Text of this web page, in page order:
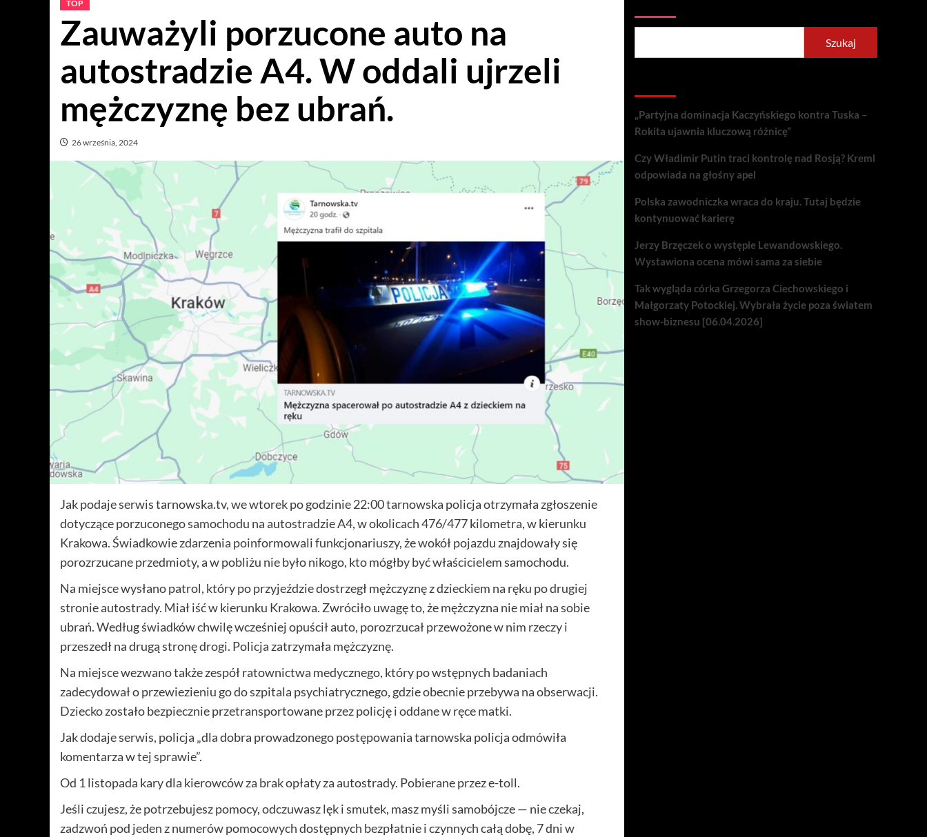
TOP
Zauważyli porzucone auto na
autostradzie A4. W oddali ujrzeli
mężczyznę bez ubrań.
26 września, 2024
Jak podaje serwis tarnowska.tv, we wtorek po godzinie 22:00 tarnowska policja otrzymała zgłoszenie
dotyczące porzuconego samochodu na autostradzie A4, w okolicach 476/477 kilometra, w kierunku
Krakowa. Świadkowie zdarzenia poinformowali funkcjonariuszy, że wokół pojazdu znajdowały się
porozrzucane przedmioty, a w pobliżu nie było nikogo, kto mógłby być właścicielem samochodu.
Na miejsce wysłano patrol, który po przyjeździe dostrzegł mężczyznę z dzieckiem na ręku po drugiej
stronie autostrady. Miał iść w kierunku Krakowa. Zwróciło uwagę to, że mężczyzna nie miał na sobie
ubrań. Według świadków chwilę wcześniej opuścił auto, porozrzucał przewożone w nim rzeczy i
przeszedł na drugą stronę drogi. Policja zatrzymała mężczyznę.
Na miejsce wezwano także zespół ratownictwa medycznego, który po wstępnych badaniach
zadecydował o przewiezieniu go do szpitala psychiatrycznego, gdzie obecnie przebywa na obserwacji.
Dziecko zostało bezpiecznie przetransportowane przez policję i oddane w ręce matki.
Jak dodaje serwis, policja „dla dobra prowadzonego postępowania tarnowska policja odmówiła
komentarza w tej sprawie”.
Od 1 listopada kary dla kierowców za brak opłaty za autostrady. Pobierane przez e-toll.
Jeśli czujesz, że potrzebujesz pomocy, odczuwasz lęk i smutek, masz myśli samobójcze — nie czekaj,
zadzwoń pod jeden z numerów pomocowych dostępnych bezpłatnie i czynnych całą dobę, 7 dni w
Szukaj
„Partyjna dominacja Kaczyńskiego kontra Tuska –
Rokita ujawnia kluczową różnicę”
Czy Władimir Putin traci kontrolę nad Rosją? Kreml
odpowiada na głośny apel
Polska zawodniczka wraca do kraju. Tutaj będzie
kontynuować karierę
Jerzy Brzęczek o występie Lewandowskiego.
Wystawiona ocena mówi sama za siebie
Tak wygląda córka Grzegorza Ciechowskiego i
Małgorzaty Potockiej. Wybrała życie poza światem
show-biznesu [06.04.2026]